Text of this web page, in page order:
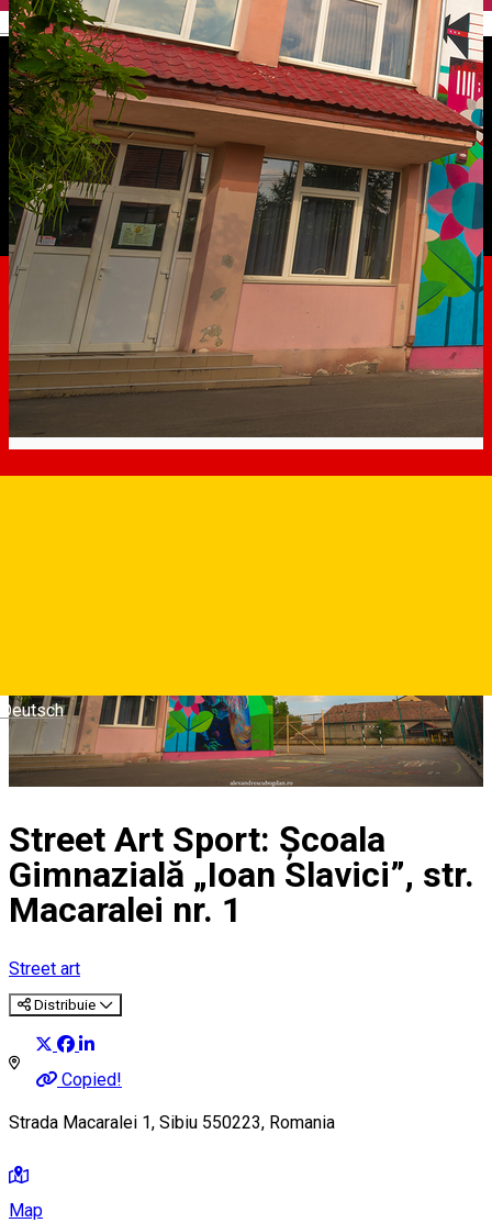
English
Deutsch
Street Art Sport: Școala
Gimnazială „Ioan Slavici”, str.
Macaralei nr. 1
Street art
Distribuie
Copied!
Strada Macaralei 1, Sibiu 550223, Romania
Map